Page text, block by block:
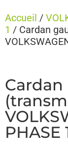
Accueil /
1 / Cardan
PHASE